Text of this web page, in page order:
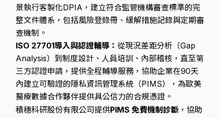
景執行客製化DPIA，建立符合監管機構審查標準的完
整文件體系，包括風險登錄冊、緩解措施記錄與定期審
查機制。
ISO 27701導入與認證輔導： 從現況差距分析（Gap
Analysis）到制度設計、人員培訓、內部稽核，直至第
三方認證申請，提供全程輔導服務，協助企業在90天
內建立可驗證的隱私資訊管理系統（PIMS），為歐美
醫療數據合作夥伴提供具公信力的合規憑證。
積穗科研股份有限公司提供PIMS 免費機制診斷 ，協助